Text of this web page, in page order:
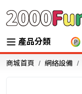
產品分類
商城首頁 網絡設備